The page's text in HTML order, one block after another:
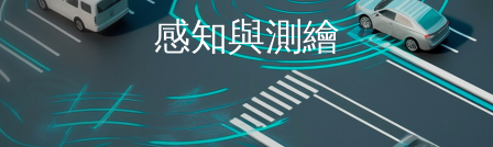
感知與測繪